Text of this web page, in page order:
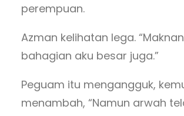
perempuan.
Azman kelihatan lega.
bahagian aku besar juga.”
Peguam itu mengangguk,
menambah, “Namun arwah